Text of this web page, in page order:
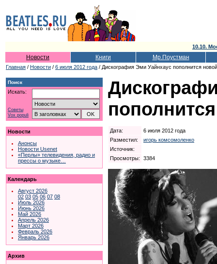
10.10.
Новости Книги Мр.Поустман
Главная / Новости / 6 июля 2012 года / Дискография Эми Уайнхаус пополнится
Поиск
Искать:
Советы
Vox populi
Новости
Анонсы
Новости Usenet
«Перлы» телевидения, радио и
прессы о музыке…
Календарь
Август 2026
02 03 05 06 07 08
Июль 2026
Июнь 2026
Май 2026
Апрель 2026
Март 2026
Февраль 2026
Январь 2026
Архив
Дата:
6 июля 2012 года
Разместил:
игорь комсомоленко
Источник:
Просмотры:
3384